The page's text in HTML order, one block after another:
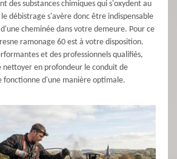
des substances chimiques qui s'oxydent au
débistrage s'avère donc être indispensable
d'une cheminée dans votre demeure. Pour ce
ramonage 60 est à votre disposition.
et des professionnels qualifiés,
nettoyer en profondeur le conduit de
fonctionne d'une manière optimale.